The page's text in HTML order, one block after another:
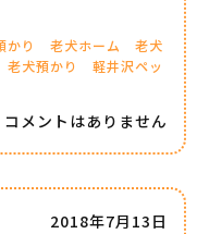
かり 老犬ホーム
老犬
老犬預かり
軽井沢ペッ
コメントはありません
2018年7月13日